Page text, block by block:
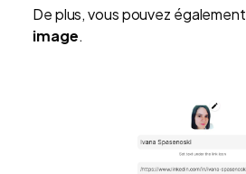
De plus, vous pouvez également
image.